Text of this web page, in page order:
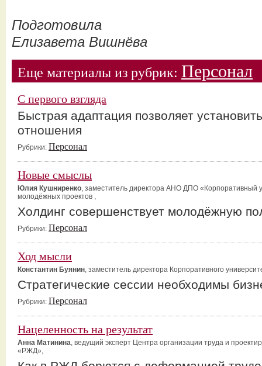
Подготовила
Елизавета Вишнёва
Еще материалы из рубрик: Персонал
С первого взгляда
Быстрая адаптация позволяет
отношения
Рубрики: Персонал
Новые смыслы
Юлия Кушниренко, заместитель директора АНО ДПО «Корпоративный
молодёжных проектов ,
Холдинг совершенствует молодёжную
Рубрики: Персонал
Ход мысли
Константин Буянин, заместитель директора Корпоративного
Стратегические сессии необходимы
Рубрики: Персонал
Нацеленность на результат
Анна Матинина, ведущий эксперт Центра организации труда и
«РЖД»,